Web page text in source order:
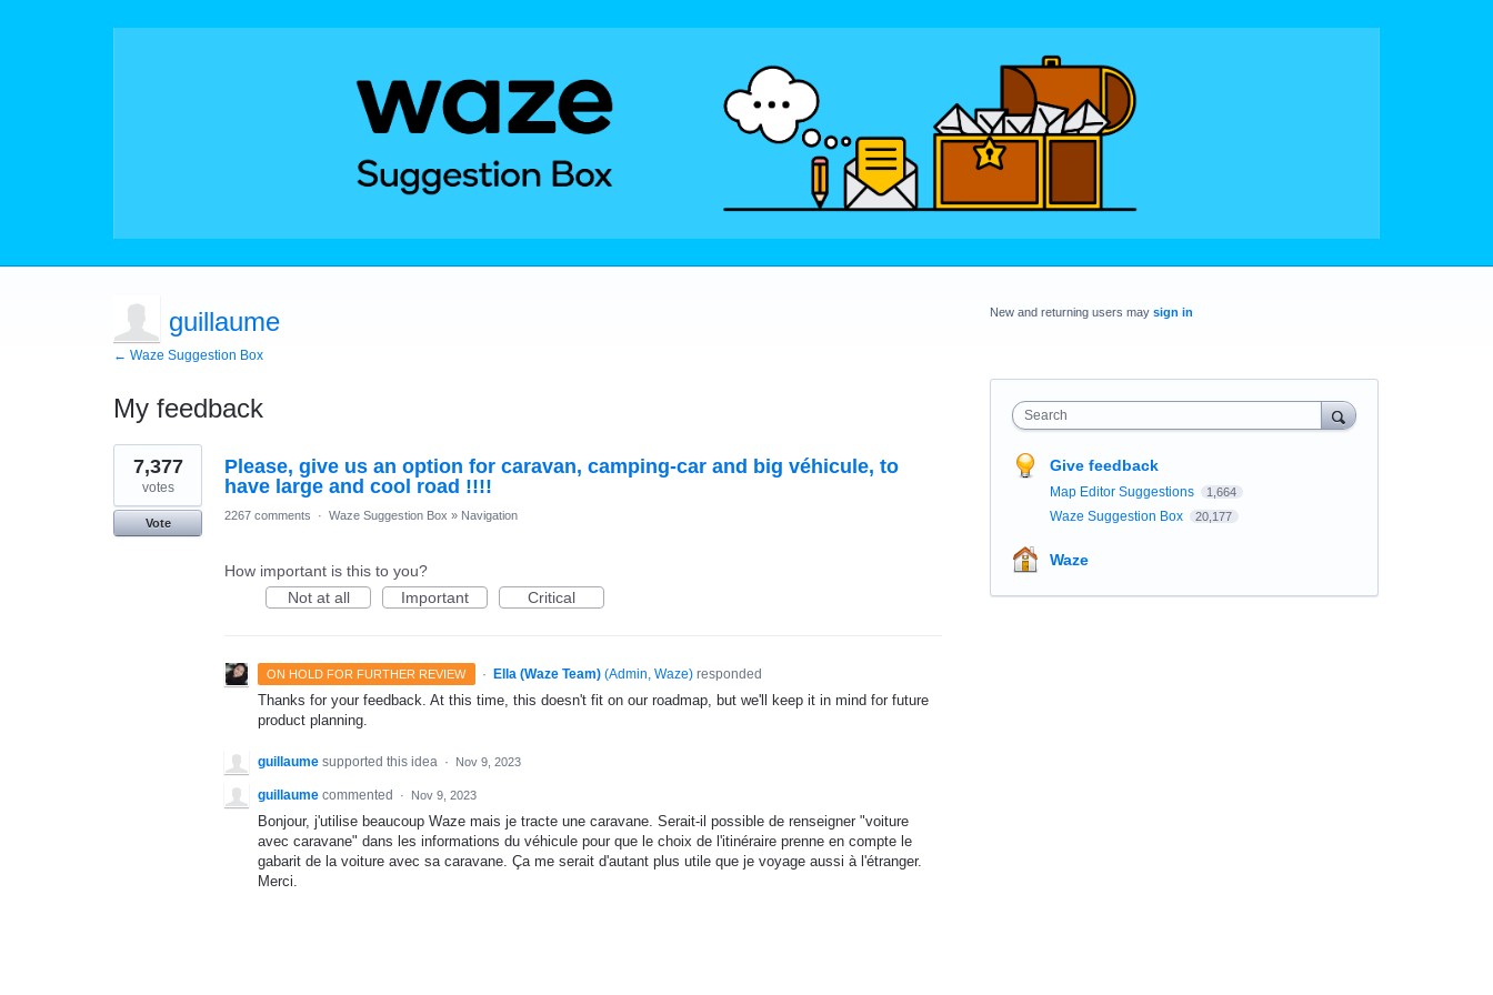
guillaume
← Waze Suggestion Box
My feedback
1
result
found
Please, give us an option for caravan, camping-car and big véhicule, to
have large and cool road !!!!
7,377
votes
Vote
2267 comments · Waze Suggestion Box » Navigation
How important is this to you?
Not at all
Important Critical
ON HOLD FOR FURTHER REVIEW · Ella (Waze Team) (Admin, Waze)responded
Thanks for your feedback. At this time, this doesn't fit on our roadmap, but we'll keep it in mind for future
product planning.
guillaume supported this idea · Nov 9, 2023
guillaume commented · Nov 9, 2023
Bonjour, j'utilise beaucoup Waze mais je tracte une caravane. Serait-il possible de renseigner "voiture
avec caravane" dans les informations du véhicule pour que le choix de l'itinéraire prenne en compte le
gabarit de la voiture avec sa caravane. Ça me serait d'autant plus utile que je voyage aussi à l'étranger.
Merci.
New and returning users may sign in
Search
Give feedback
Map Editor Suggestions 1,664
Waze Suggestion Box 20,177
Waze